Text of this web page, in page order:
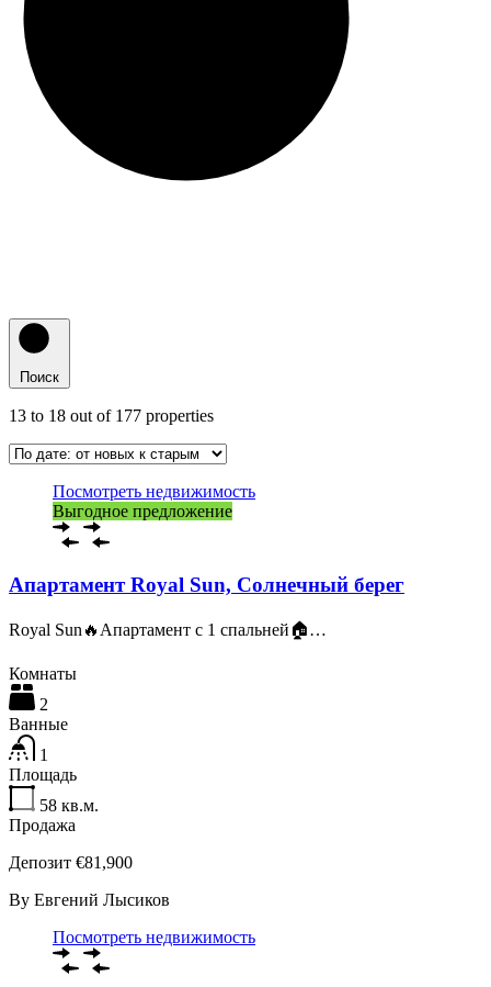
Поиск
13 to 18 out of 177 properties
Посмотреть недвижимость
Выгодное предложение
Апартамент Royal Sun, Солнечный берег
Royal Sun🔥Апартамент с 1 спальней🏠…
Комнаты
2
Ванные
1
Площадь
58 кв.м.
Продажа
Депозит €81,900
By Евгений Лысиков
Посмотреть недвижимость